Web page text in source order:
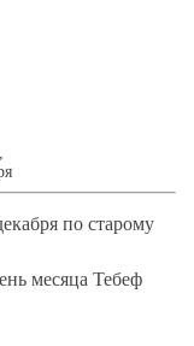
по старому
месяца Тебеф